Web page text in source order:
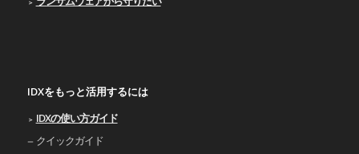
IDXをもっと活用するには
IDXの使い⽅ガイド
クイックガイド